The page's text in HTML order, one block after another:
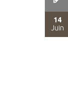
14
Juin